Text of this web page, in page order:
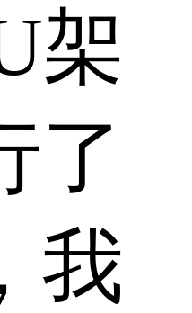
架
了
我